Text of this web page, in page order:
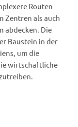
Routen
Zentren als auch
abdecken. Die
Baustein in der
um die
wirtschaftliche